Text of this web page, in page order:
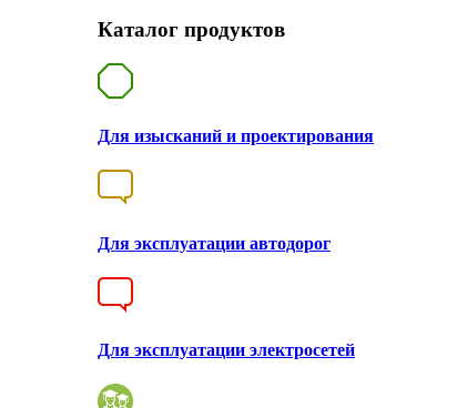
Каталог продуктов
Для изысканий и проектирования
Для эксплуатации автодорог
Для эксплуатации электросетей